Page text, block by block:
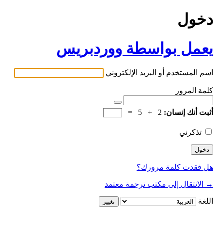
دخول
يعمل بواسطة ووردبريس
اسم المستخدم أو البريد الإلكتروني
كلمة المرور
أثبت أنك إنسان: 2 + 5 =
تذكرني
هل فقدت كلمة مرورك؟
→ الانتقال إلى مكتب ترجمة معتمد
اللغة